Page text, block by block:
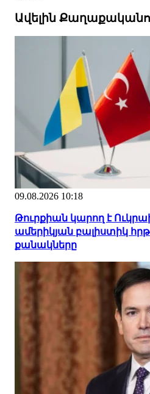
Ավելին
09.08.2026 10:18
Թուրքիան կարող է
ամերիկյան բալիստիկ
քանակները